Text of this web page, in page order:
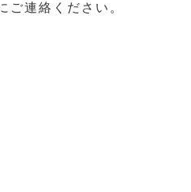
ご連絡ください。